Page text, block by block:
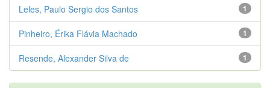
1
Leles, Paulo Sergio dos Santos
1
Pinheiro, Érika Flávia Machado
1
Resende, Alexander Silva de